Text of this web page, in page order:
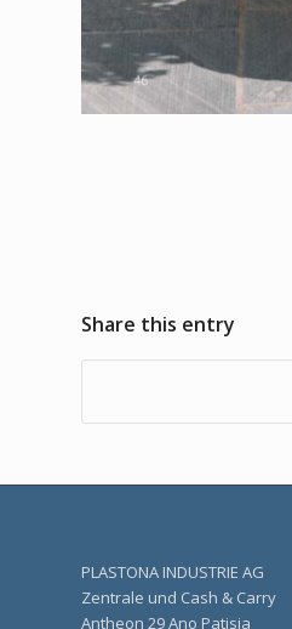
Share this entry
PLASTONA INDUSTRIE AG
Zentrale und Cash & Carry
Αntheon 29 Ano Patisia